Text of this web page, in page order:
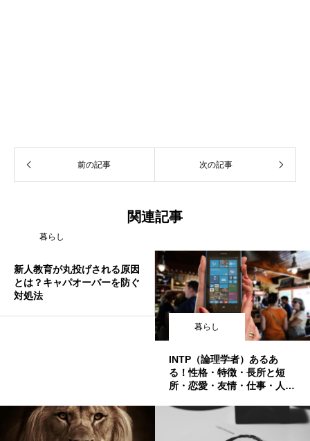
前の記事 次の記事
関連記事
暮らし
新人教育が丸投げされる原因
とは？キャパオーバーを防ぐ
対処法
暮らし
INTP（論理学者）あるあ
る！性格・特徴・長所と短
所・恋愛・友情・仕事・人間